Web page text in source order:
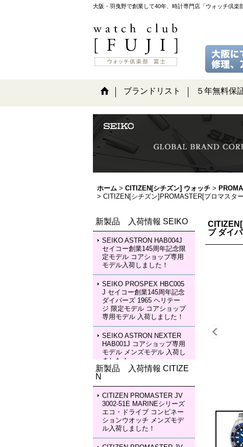
大阪・羽曳野で創業して40年、時計専門店「ウォッチ倶楽
ブランドリスト ５年無料保
ホーム > CITIZEN[シチズン] ウォッチ >
> CITIZEN[シチズン]PROMASTER[プロマス
新製品 入荷情報 SEIKO
SEIKO ASTRON HAB004J
セイコー創業145周年記念限
定モデル コアショップ専用
モデル入荷しました！
SEIKO PROSPEX HBC005
J セイコー創業145周年記念
ダイバーズ 1965 ヘリテー
ジ 限定モデル コアショップ
専用モデル 入荷しました！
SEIKO ASTRON NEXTER
HAB001J コアショップ専用
モデル メンズモデル 入荷し
ました！
HAB002J コアショップ専用
モデル メンズモデル 入荷し
ました！
SEIKO LUKIA HEA003J LU
KIA Grow with DAICHI MIU
RA Limited Edition レディー
新製品 入荷情報 CITIZE
N
CITIZEN PROMASTER JV
3002-51E MARINEシリーズ
エコ・ドライブ コンビネー
ションウオッチ メンズモデ
ル入荷しました！
ブ ダイ